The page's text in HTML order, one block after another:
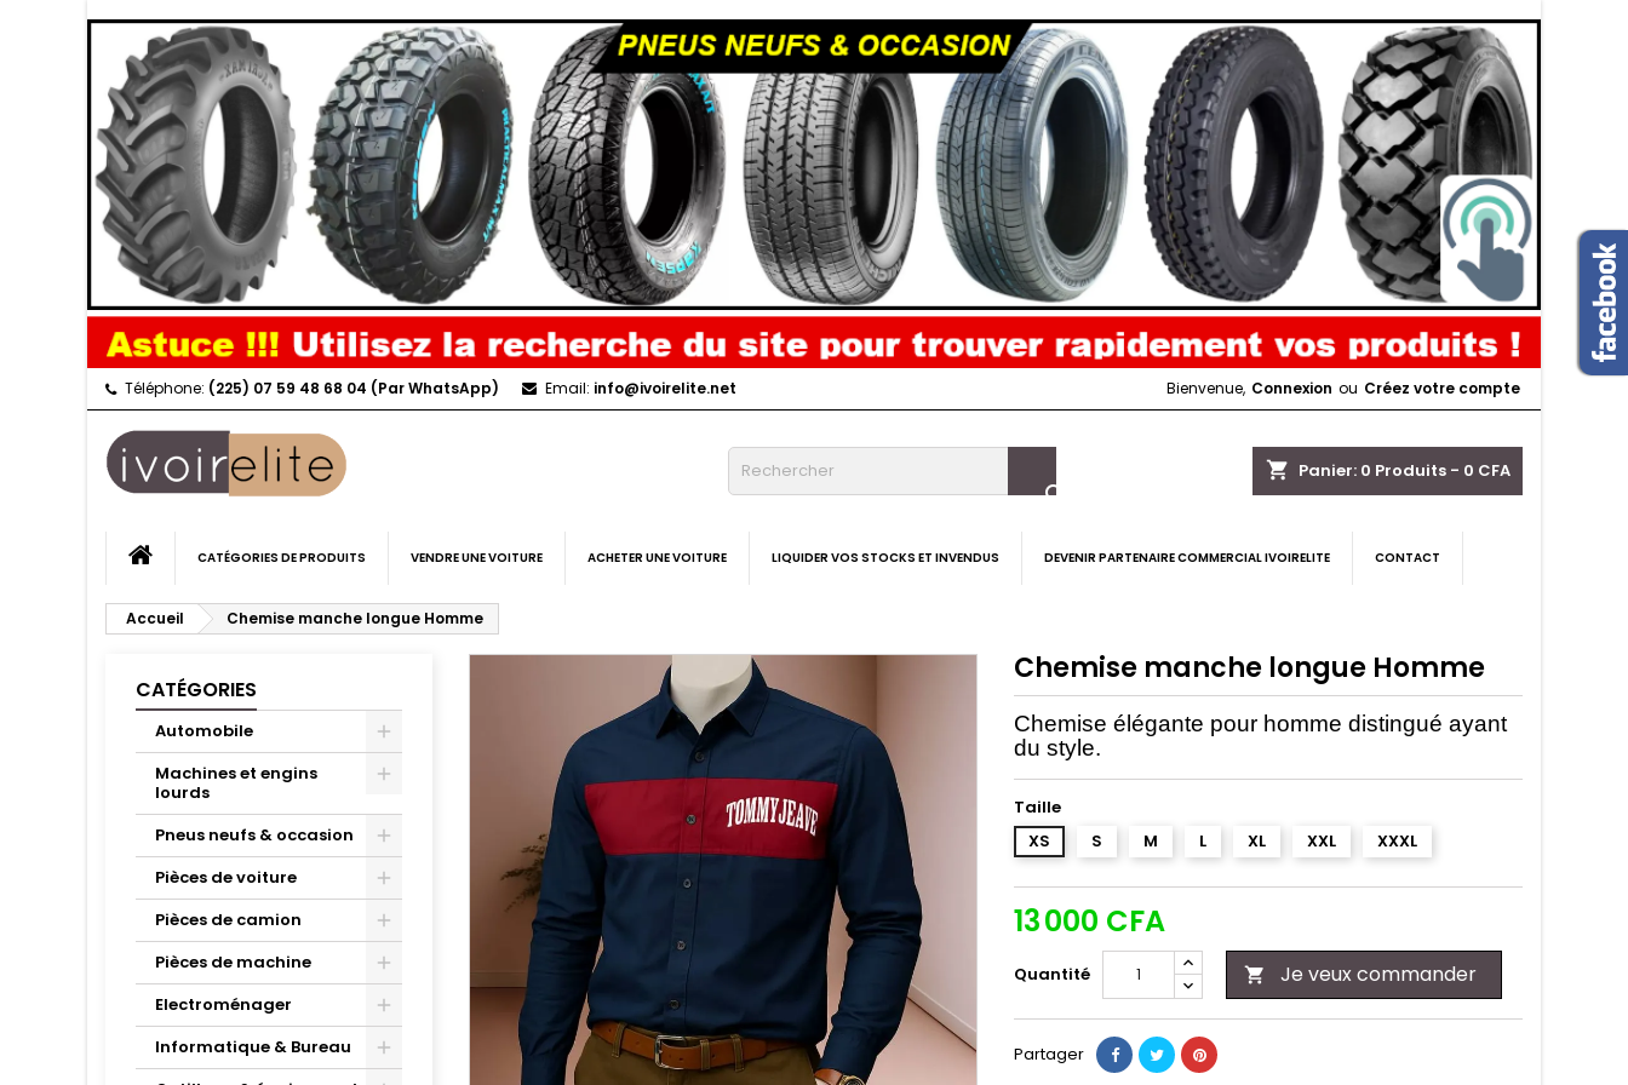
Téléphone: (225) 07 59 48 68 04 (Par WhatsApp) Email: info@ivoirelite.net Bienvenue, Connexion ou Créez votre compte
shopping_cart Panier: 0 Produits - 0 CFA

CATÉGORIES DE PRODUITS VENDRE UNE VOITURE ACHETER UNE VOITURE LIQUIDER VOS STOCKS ET INVENDUS DEVENIR PARTENAIRE COMMERCIAL IVOIRELITE CONTACT
Accueil Chemise manche longue Homme
CATÉGORIES
Automobile
Machines et engins
lourds
Pneus neufs & occasion
Pièces de voiture
Pièces de camion
Pièces de machine
Electroménager
Informatique & Bureau
Chemise manche longue Homme
Chemise élégante pour homme distingué ayant
du style.
Taille
XS
S M L XL XXL XXXL
13 000 CFA
Quantité  Je veux commander
Partager